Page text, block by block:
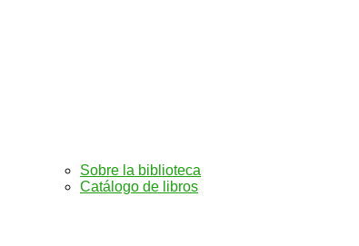
Sobre la biblioteca
Catálogo de libros